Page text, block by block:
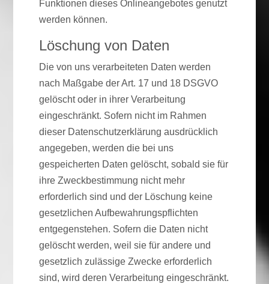
Funktionen dieses Onlineangebotes genutzt
werden können.
Löschung von Daten
Die von uns verarbeiteten Daten werden
nach Maßgabe der Art. 17 und 18 DSGVO
gelöscht oder in ihrer Verarbeitung
eingeschränkt. Sofern nicht im Rahmen
dieser Datenschutzerklärung ausdrücklich
angegeben, werden die bei uns
gespeicherten Daten gelöscht, sobald sie für
ihre Zweckbestimmung nicht mehr
erforderlich sind und der Löschung keine
gesetzlichen Aufbewahrungspflichten
entgegenstehen. Sofern die Daten nicht
gelöscht werden, weil sie für andere und
gesetzlich zulässige Zwecke erforderlich
sind, wird deren Verarbeitung eingeschränkt.